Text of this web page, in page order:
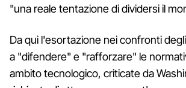
"una reale tentazione di dividersi il
Da qui l'esortazione nei confronti
a "difendere" e "rafforzare" le
ambito tecnologico, criticate da